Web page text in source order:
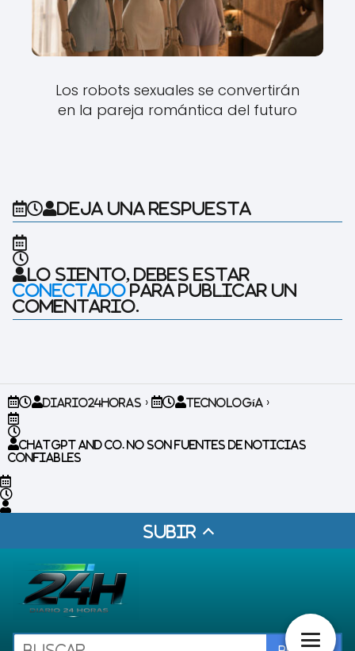
Los robots sexuales se convertirán
en la pareja romántica del futuro
Deja una respuesta
Lo siento, debes estar
conectado para publicar un
comentario.
Diario24horas Tecnología
ChatGPT and Co. no son fuentes de noticias
confiables
Subir